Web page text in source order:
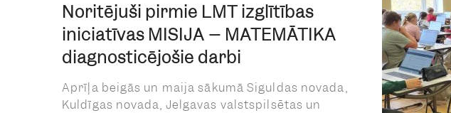
Noritējuši pirmie LMT izglītības
iniciatīvas MISIJA – MATEMĀTIKA
diagnosticējošie darbi
Aprīļa beigās un maija sākumā Siguldas novada,
Kuldīgas novada, Jelgavas valstspilsētas un